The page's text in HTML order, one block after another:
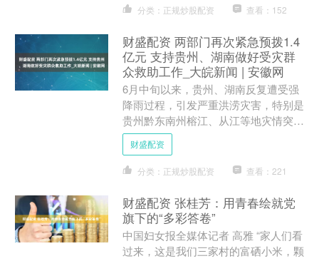
分类：正规炒股配资 查看：152
财盛配资 两部门再次紧急预拨1.4
亿元 支持贵州、湖南做好受灾群
众救助工作_大皖新闻 | 安徽网
6月中旬以来，贵州、湖南反复遭受强
降雨过程，引发严重洪涝灾害，特别是
贵州黔东南州榕江、从江等地灾情突
出，转移群众人数多，因灾损失重。6
月30日，财政部、应急管理....
财盛配资
分类：正规炒股配资 查看：221
财盛配资 张桂芳：用青春绘就党
旗下的“多彩答卷”
中国妇女报全媒体记者 高雅 “家人们看
过来，这是我们三家村的富硒小米，颗